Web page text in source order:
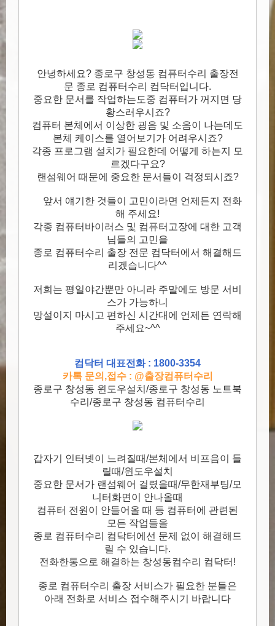
안녕하세요? 종로구 창성동 컴퓨터수리 출장전
문 종로 컴퓨터수리 컴닥터입니다.
중요한 문서를 작업하는도중 컴퓨터가 꺼지면 당
황스러우시죠?
컴퓨터 본체에서 이상한 굉음 및 소음이 나는데도
본체 케이스를 열어보기가 어려우시죠?
각종 프로그램 설치가 필요한데 어떻게 하는지 모
르겠다구요?
랜섬웨어 때문에 중요한 문서들이 걱정되시죠?
앞서 얘기한 것들이 고민이라면 언제든지 전화
해 주세요!
각종 컴퓨터바이러스 및 컴퓨터고장에 대한 고객
님들의 고민을
종로 컴퓨터수리 출장 전문 컴닥터에서 해결해드
리겠습니다^^
저희는 평일야간뿐만 아니라 주말에도 방문 서비
스가 가능하니
망설이지 마시고 편하신 시간대에 언제든 연락해
주세요~^^
컴닥터 대표전화 : 1800-3354
카톡 문의,접수 : @출장컴퓨터수리
종로구 창성동 윈도우설치/종로구 창성동 노트북
수리/종로구 창성동 컴퓨터수리
갑자기 인터넷이 느려질때/본체에서 비프음이 들
릴때/윈도우설치
중요한 문서가 랜섬웨어 걸렸을때/무한재부팅/모
니터화면이 안나올때
컴퓨터 전원이 안들어올 때 등 컴퓨터에 관련된
모든 작업들을
종로 컴퓨터수리 컴닥터에선 문제 없이 해결해드
릴 수 있습니다.
전화한통으로 해결하는 창성동컴수리 컴닥터!
종로 컴퓨터수리 출장 서비스가 필요한 분들은
아래 전화로 서비스 접수해주시기 바랍니다